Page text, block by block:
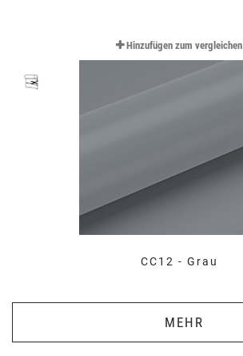
CC12 - Grau
MEHR
Hinzufügen zum vergleichen